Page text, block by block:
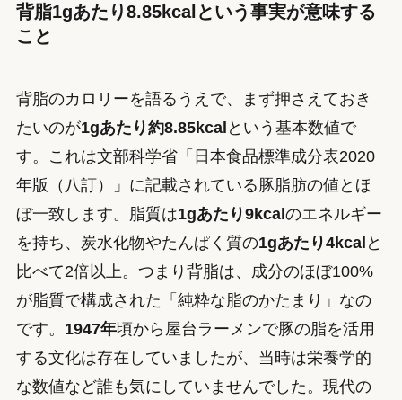
背脂1gあたり8.85kcalという事実が意味する
こと
背脂のカロリーを語るうえで、まず押さえておき
たいのが1gあたり約8.85kcal という基本数値で
す。これは文部科学省「日本食品標準成分表2020
年版（八訂）」に記載されている豚脂肪の値とほ
ぼ一致します。脂質は1gあたり9kcalのエネルギー
を持ち、炭水化物やたんぱく質の1gあたり4kcal と
比べて2倍以上。つまり背脂は、成分のほぼ100%
が脂質で構成された「純粋な脂のかたまり」なの
です。 1947年頃から屋台ラーメンで豚の脂を活用
する文化は存在していましたが、当時は栄養学的
な数値など誰も気にしていませんでした。現代の